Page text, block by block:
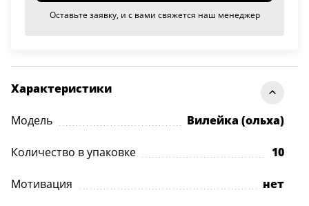
Оставьте заявку, и с вами свяжется наш менеджер
Характеристики
Модель Вилейка (ольха)
Количество в упаковке 10
Мотивация нет